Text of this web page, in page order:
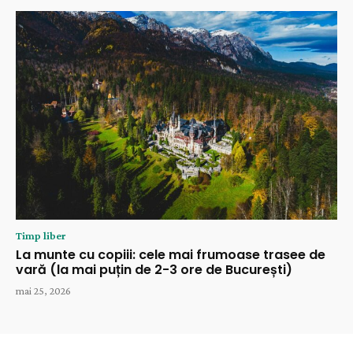
Timp liber
La munte cu copiii: cele mai frumoase trasee de
vară (la mai puțin de 2-3 ore de București)
mai 25, 2026